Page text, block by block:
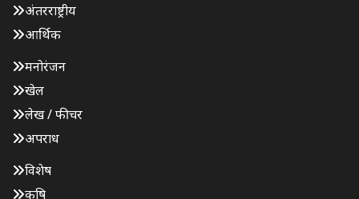
अंतरराष्ट्रीय
आर्थिक
मनोरंजन
खेल
लेख / फीचर
अपराध
विशेष
कृषि